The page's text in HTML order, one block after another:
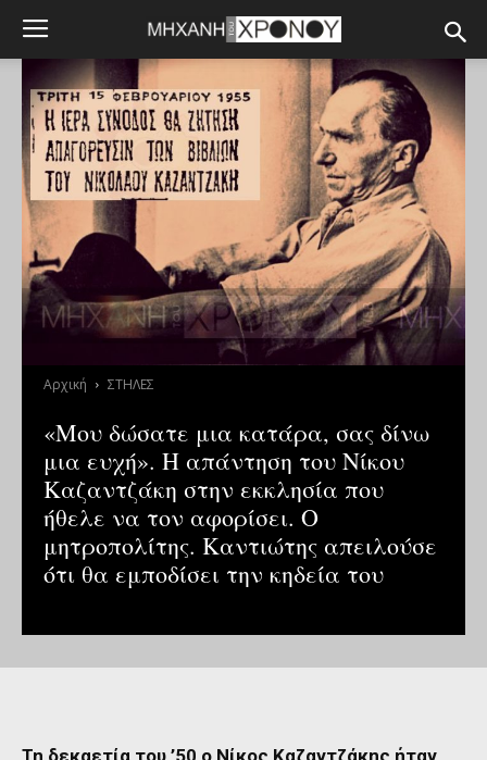
Αρχική ΣΤΗΛΕΣ
«Μου δώσατε μια κατάρα, σας δίνω
μια ευχή». Η απάντηση του Νίκου
Καζαντζάκη στην εκκλησία που
ήθελε να τον αφορίσει. Ο
μητροπολίτης. Καντιώτης απειλούσε
ότι θα εμποδίσει την κηδεία του
Τη δεκαετία του ’50 ο Νίκος Καζαντζάκης ήταν